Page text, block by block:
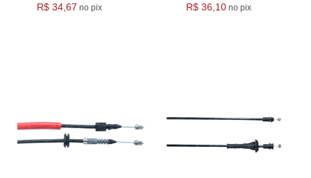
R$ 34,67 no pix R$ 36,10 no pix